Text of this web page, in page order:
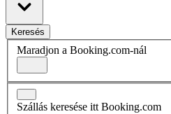
Keresés
Maradjon a Booking.com-nál
Szállás keresése itt Booking.com